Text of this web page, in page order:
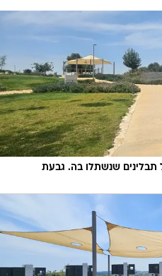
תבלינים שנשתלו בה. גבעת